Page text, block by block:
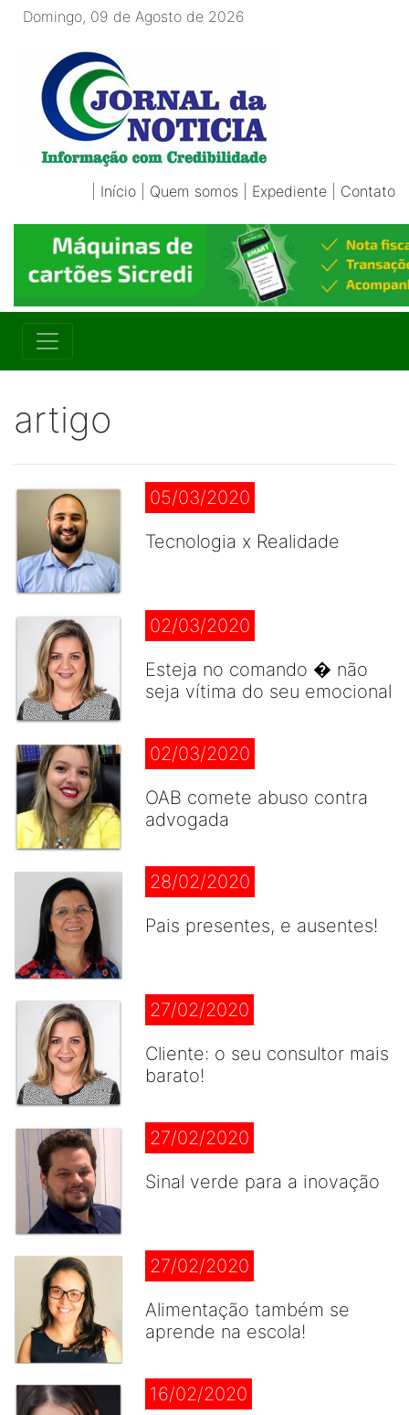
Domingo, 09 de Agosto de 2026
Início Quem somos Expediente Contato
artigo
05/03/2020
Tecnologia x Realidade
02/03/2020
Esteja no comando � não
seja vítima do seu emocional
02/03/2020
OAB comete abuso contra
advogada
28/02/2020
Pais presentes, e ausentes!
27/02/2020
Cliente: o seu consultor mais
barato!
27/02/2020
Sinal verde para a inovação
27/02/2020
Alimentação também se
aprende na escola!
16/02/2020